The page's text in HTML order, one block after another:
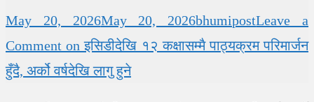
May 20, 2026May 20, 2026bhumipostLeave a
Comment on इसिडीदेखि १२ कक्षासम्मै पाठ्यक्रम परिमार्जन
हुँदै, अर्को वर्षदेखि लागु हुने